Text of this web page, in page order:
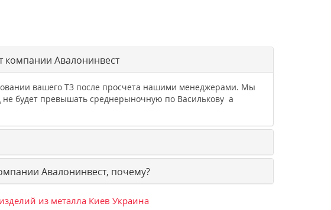
компании Авалонинвест
вашего ТЗ после просчета нашими менеджерами. Мы
не будет превышать среднерыночную по Василькову а
Авалонинвест, почему?
из металла Киев Украина